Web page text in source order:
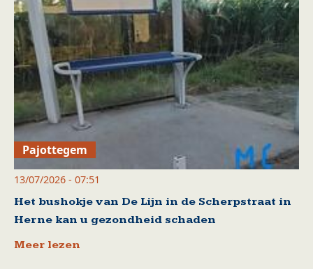
Pajottegem
13/07/2026 - 07:51
Het bushokje van De Lijn in de Scherpstraat in
Herne kan u gezondheid schaden
Meer lezen